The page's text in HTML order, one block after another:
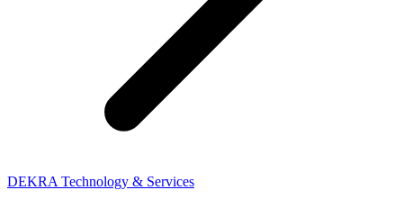
DEKRA Technology & Services